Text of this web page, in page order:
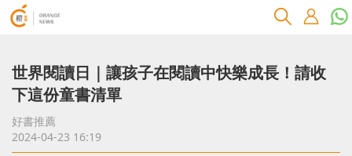
世界閱讀日｜讓孩子在閱讀中快樂成長！請收
下這份童書清單
好書推薦
2024-04-23 16:19